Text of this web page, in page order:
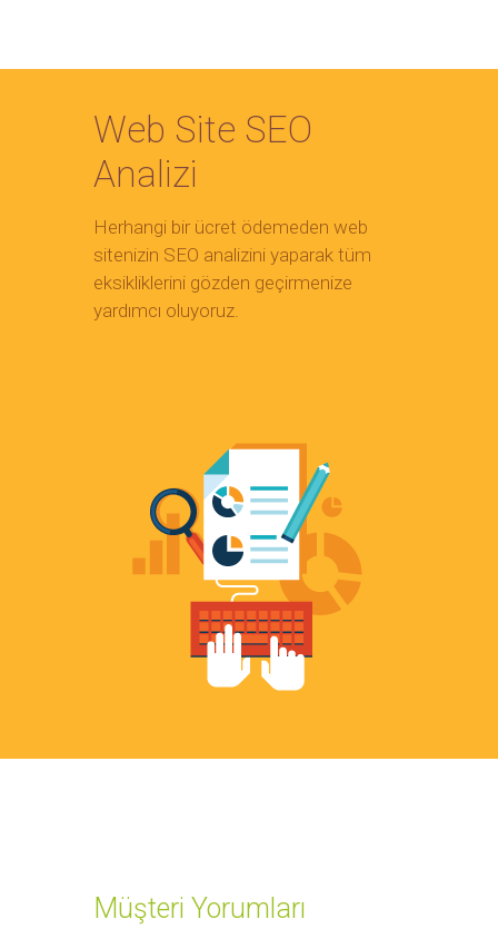
Web Site SEO
Analizi
Herhangi bir ücret ödemeden web
sitenizin SEO analizini yaparak tüm
eksikliklerini gözden geçirmenize
yardımcı oluyoruz.
Müşteri Yorumları